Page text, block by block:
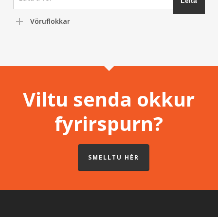
Vöruflokkar
Viltu senda okkur
fyrirspurn?
SMELLTU HÉR